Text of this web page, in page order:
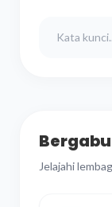
Jelajahi